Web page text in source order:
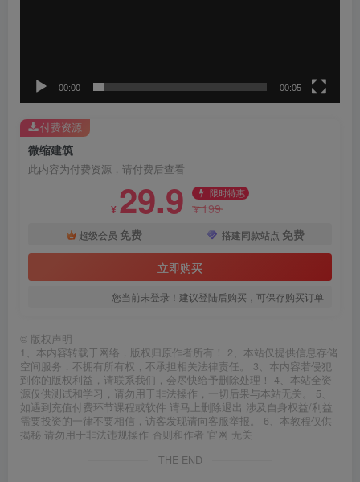
00:00 00:05
微缩建筑
此内容为付费资源，请付费后查看
¥ 29.9 限时特惠
¥199
超级会员 免费 搭建同款站点 免费
立即购买
您当前未登录！建议登陆后购买，可保存购买订单
付费资源
© 版权声明
1、本内容转载于网络，版权归原作者所有！ 2、本站仅提供信息存储
空间服务，不拥有所有权，不承担相关法律责任。 3、本内容若侵犯
到你的版权利益，请联系我们，会尽快给予删除处理！ 4、本站全资
源仅供测试和学习，请勿用于非法操作，一切后果与本站无关。 5、
如遇到充值付费环节课程或软件 请马上删除退出 涉及自身权益/利益
需要投资的一律不要相信，访客发现请向客服举报。 6、本教程仅供
揭秘 请勿用于非法违规操作 否则和作者 官网 无关
THE END